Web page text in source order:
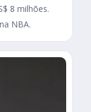
8 milhões.
NBA.